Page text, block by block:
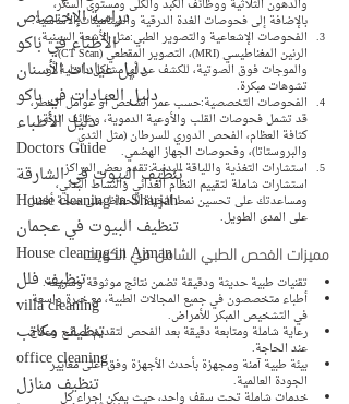
دراسة الإختصاص
الأطباء في باكو
دليل عيادات الأسنان
دليل العيادات في باكو
دليل الأطباء
Doctors Guide
تنظيف البيوت في الشارقة
House cleaning in Sharjah
تنظيف البيوت في عجمان
House cleaning in Ajman
تنظيف فلل
villa cleaning
تنظيف مكاتب
office cleaning
تنظيف منازل
والدهون الثلاثية ووظائف الكبد والكلى ومستوى السكر،
بالإضافة إلى فحوصات الغدة الدرقية والفيتامينات الأساسية.
الفحوصات الإشعاعية والتصوير الطبي:مثل الأشعة السينية،
الرنين المغناطيسي (MRI)، التصوير المقطعي (CT Scan)،
والموجات فوق الصوتية، للكشف عن أي مشاكل داخلية أو
تشوهات مبكرة.
الفحوصات التخصصية:حسب عمر الشخص أو عوامل الخطر،
قد تشمل فحوصات القلب والأوعية الدموية، وظائف الرئة،
كثافة العظام، الفحص الدوري للسرطان (مثل الثدي
والبروستاتا)، وفحوصات الجهاز الهضمي.
استشارات التغذية واللياقة البدنية:تقدم بعض المراكز
استشارات شاملة لتقييم النظام الغذائي والنشاط البدني،
ومساعدتك على تحسين نمط الحياة للحفاظ على صحة أفضل
على المدى الطويل.
مميزات الفحص الطبي الشامل في الكويت
تقنيات طبية حديثة ودقيقة تضمن نتائج موثوقة وسريعة.
أطباء متخصصون في جميع المجالات الطبية، مع خبرة واسعة
في التشخيص المبكر للأمراض.
رعاية شاملة ومتابعة دقيقة بعد الفحص لتقديم نصائح وعلاج
عند الحاجة.
بيئة طبية آمنة ومجهزة بأحدث الأجهزة وفق أعلى معايير
الجودة العالمية.
خدمات شاملة تحت سقف واحد، حيث يمكن إجراء كل